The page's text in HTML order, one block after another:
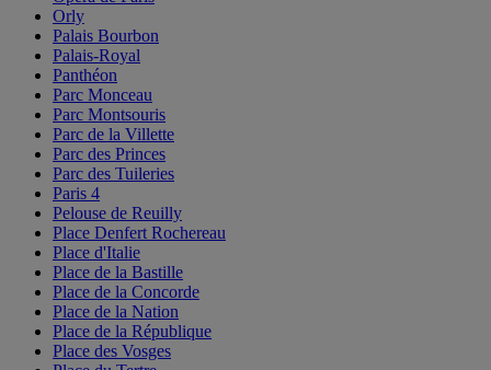
Orly
Palais Bourbon
Palais-Royal
Panthéon
Parc Monceau
Parc Montsouris
Parc de la Villette
Parc des Princes
Parc des Tuileries
Paris 4
Pelouse de Reuilly
Place Denfert Rochereau
Place d'Italie
Place de la Bastille
Place de la Concorde
Place de la Nation
Place de la République
Place des Vosges